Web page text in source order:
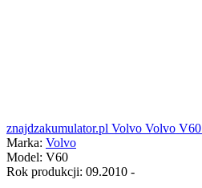
znajdzakumulator.pl Volvo Volvo V60
Marka: Volvo
Model: V60
Rok produkcji: 09.2010 -